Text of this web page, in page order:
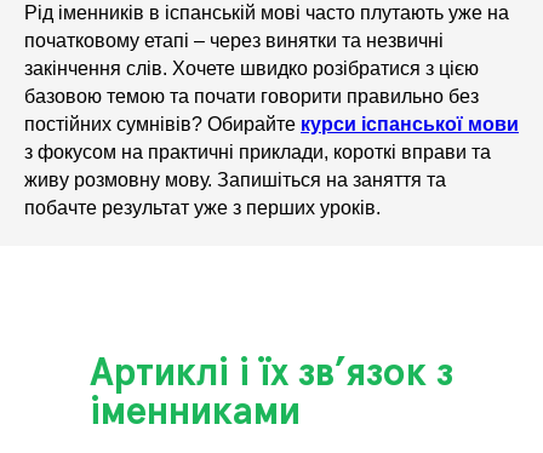
Рід іменників в іспанській мові часто плутають уже на
початковому етапі – через винятки та незвичні
закінчення слів. Хочете швидко розібратися з цією
базовою темою та почати говорити правильно без
постійних сумнівів? Обирайте курси іспанської мови
з фокусом на практичні приклади, короткі вправи та
живу розмовну мову. Запишіться на заняття та
побачте результат уже з перших уроків.
Артиклі і їх зв’язок з
іменниками